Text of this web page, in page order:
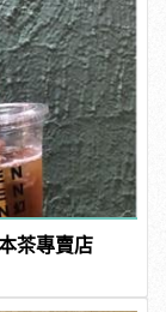
茶專賣店